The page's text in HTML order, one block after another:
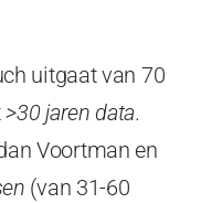
uitgaat van 70
>30 jaren data.
Voortman en
(van 31-60